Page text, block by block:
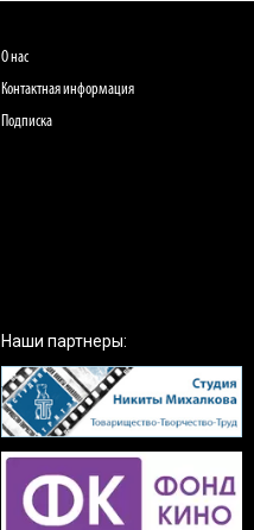
О нас
Контактная информация
Подписка
Наши партнеры: